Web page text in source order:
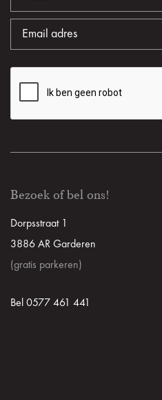
Bezoek of bel ons!
Dorpsstraat 1
3886 AR Garderen
(gratis parkeren)
Bel 0577 461 441